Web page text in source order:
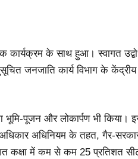
कार्यक्रम के साथ हुआ। स्वागत
जनजाति कार्य विभाग के केंद्रीय
भूमि-पूजन और लोकार्पण भी
अधिनियम के तहत, गैर-
कक्षा में कम से कम 25 प्रतिशत